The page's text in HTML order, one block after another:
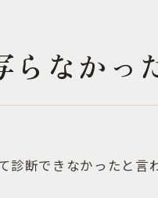
らなかっ
診断できなかったと言